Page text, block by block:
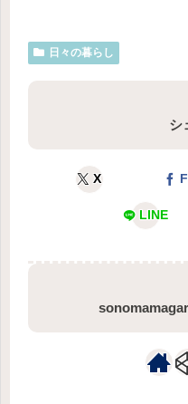
日々の暮らし
シ
X
LINE